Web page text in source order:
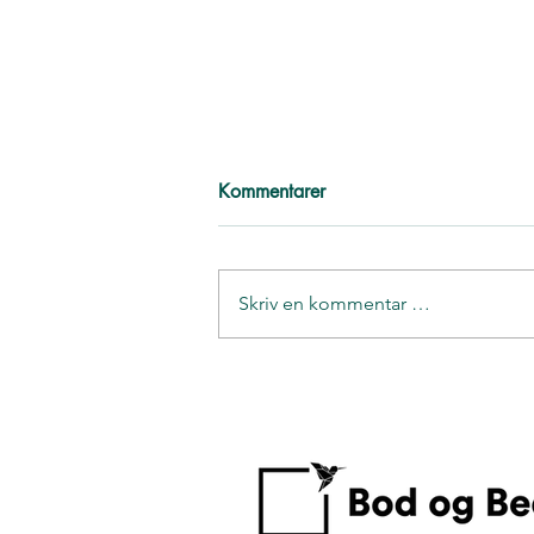
Møt vårt ryddeteam
Kommentarer
Skriv en kommentar …